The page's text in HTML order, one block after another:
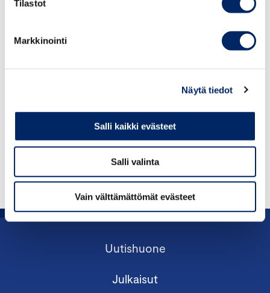
Tilastot
Markkinointi
Näytä tiedot
Salli kaikki evästeet
Salli valinta
Vain välttämättömät evästeet
+358 50 573 8494
Uutishuone
Julkaisut